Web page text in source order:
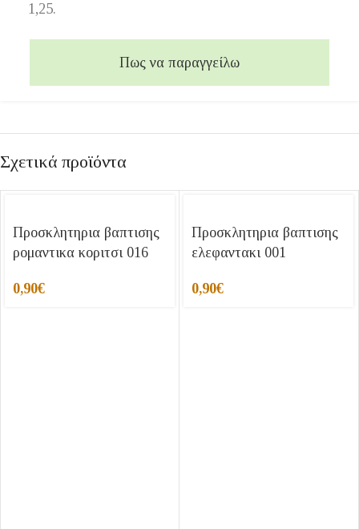
1,25.
Πως να παραγγείλω
Σχετικά προϊόντα
Προσκλητηρια βαπτισης
ρομαντικα κοριτσι 016
0,90€
Προσκλητηρια βαπτισης
ελεφαντακι 001
0,90€